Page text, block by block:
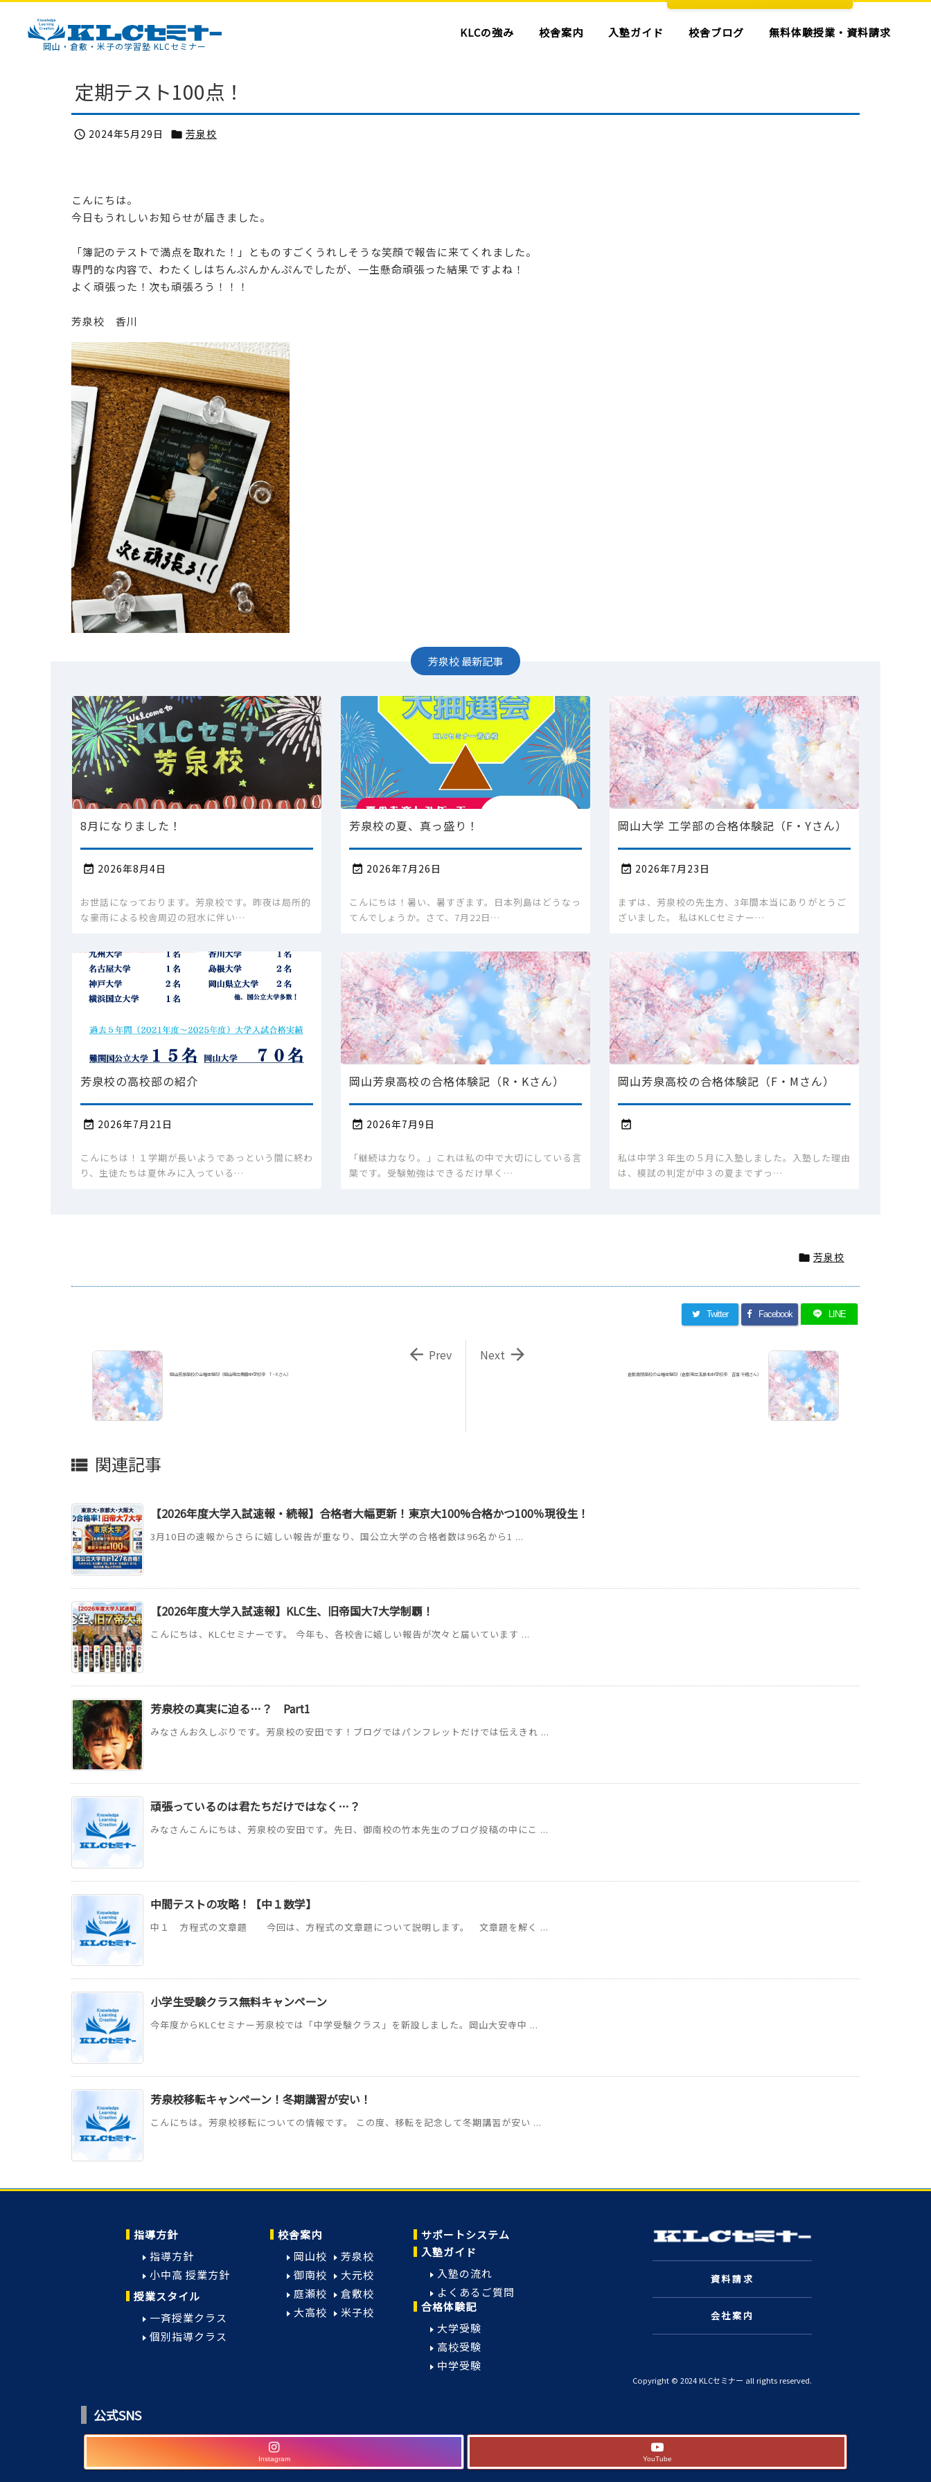
KLCセミナー岡山・倉敷・米子の学習塾 KLCセミナー
KLCの強み 校舎案内 入塾ガイド 校舎ブログ 無料体験授業・資料請求
定期テスト100点！
 2024年5月29日  芳泉校
こんにちは。
今日もうれしいお知らせが届きました。
「簿記のテストで満点を取れた！」とものすごくうれしそうな笑顔で報告に来てくれました。
専門的な内容で、わたくしはちんぷんかんぷんでしたが、一生懸命頑張った結果ですよね！
よく頑張った！次も頑張ろう！！！
芳泉校 香川
芳泉校最新記事
8月になりました！
 2026年8月4日
お世話になっております。芳泉校です。昨夜は局所的
な豪雨による校舎周辺の冠水に伴い…
芳泉校の夏、真っ盛り！
 2026年7月26日
こんにちは！暑い、暑すぎます。日本列島はどうなっ
てんでしょうか。さて、7月22日…
岡山大学 工学部の合格体験記（F・Yさん）
 2026年7月23日
まずは、芳泉校の先生方、3年間本当にありがとうご
ざいました。 私はKLCセミナー…
芳泉校の高校部の紹介
 2026年7月21日
こんにちは！１学期が長いようであっという間に終わ
り、生徒たちは夏休みに入っている…
岡山芳泉高校の合格体験記（R・Kさん）
 2026年7月9日
「継続は力なり。」これは私の中で大切にしている言
葉です。受験勉強はできるだけ早く…
岡山芳泉高校の合格体験記（F・Mさん）

私は中学３年生の５月に入塾しました。入塾した理由
は、模試の判定が中３の夏までずっ…
 芳泉校
Twitter Facebook LINE
倉敷青陵高校の合格体験記（倉敷市立玉島北中学校卒 吉富 千翔さん）

Next
岡山芳泉高校の合格体験記（岡山市立桑田中学校卒 T・Kさん）
 Prev
 関連記事
【2026年度大学入試速報・続報】合格者大幅更新！東京大100%合格かつ100％現役生！
3月10日の速報からさらに嬉しい報告が重なり、国公立大学の合格者数は96名から1 ...
【2026年度大学入試速報】KLC生、旧帝国大7大学制覇！
こんにちは、KLCセミナーです。 今年も、各校舎に嬉しい報告が次々と届いています ...
芳泉校の真実に迫る…？ Part1
みなさんお久しぶりです。芳泉校の安田です！ブログではパンフレットだけでは伝えきれ ...
頑張っているのは君たちだけではなく…？
みなさんこんにちは、芳泉校の安田です。先日、御南校の竹本先生のブログ投稿の中にこ ...
中間テストの攻略！【中１数学】
中１ 方程式の文章題 今回は、方程式の文章題について説明します。 文章題を解く ...
小学生受験クラス無料キャンペーン
今年度からKLCセミナー芳泉校では「中学受験クラス」を新設しました。岡山大安寺中 ...
芳泉校移転キャンペーン！冬期講習が安い！
こんにちは。芳泉校移転についての情報です。 この度、移転を記念して冬期講習が安い ...
資料請求
会社案内
指導方針
指導方針
小中高 授業方針
授業スタイル
一斉授業クラス
個別指導クラス
校舎案内
岡山校
芳泉校
御南校
大元校
庭瀬校
倉敷校
大高校
米子校
サポートシステム
入塾ガイド
入塾の流れ
よくあるご質問
合格体験記
大学受験
高校受験
中学受験
Copyright © 2024 KLCセミナー all rights reserved.
公式SNS
Instagram YouTube